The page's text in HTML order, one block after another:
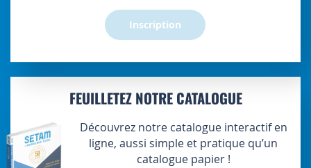
Inscription
FEUILLETEZ NOTRE CATALOGUE
Découvrez notre catalogue interactif en
ligne, aussi simple et pratique qu’un
catalogue papier !